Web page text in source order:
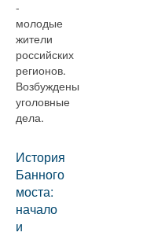
-
молодые
жители
российских
регионов.
Возбуждены
уголовные
дела.
История
Банного
моста:
начало
и